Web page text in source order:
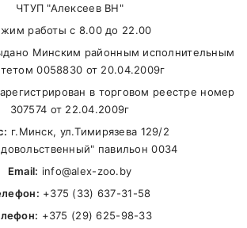
ЧТУП "Алексеев ВН"
работы с 8.00 до 22.00
Минским районным исполнительным
0058830 от 20.04.2009г
в торговом реестре номер
307574 от 22.04.2009г
г.Минск, ул.Тимирязева 129/2
павильон 0034
Email: info@alex-zoo.by
+375 (33) 637-31-58
+375 (29) 625-98-33